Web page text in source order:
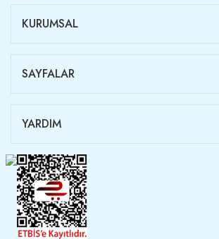
KURUMSAL
SAYFALAR
YARDIM